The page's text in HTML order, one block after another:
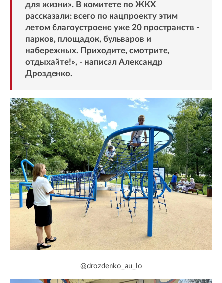
для жизни». В комитете по ЖКХ
рассказали: всего по нацпроекту этим
летом благоустроено уже 20 пространств -
парков, площадок, бульваров и
набережных. Приходите, смотрите,
отдыхайте!», - написал Александр
Дрозденко.
@drozdenko_au_lo